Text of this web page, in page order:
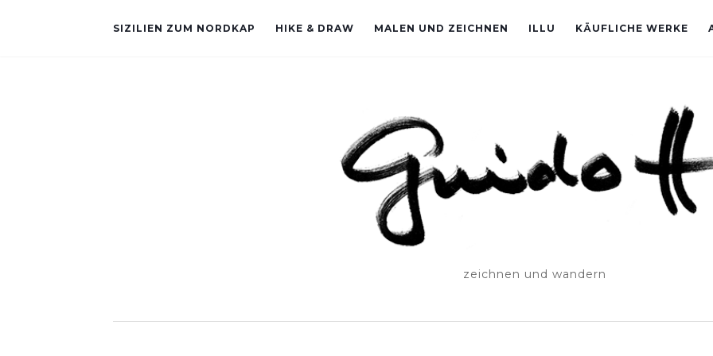
SIZILIEN ZUM NORDKAP HIKE & DRAW MALEN UND ZEICHNEN ILLU KÄUFLICHE WERKE
zeichnen und wandern